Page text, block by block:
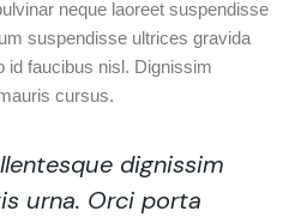
neque laoreet suspendisse
suspendisse ultrices gravida
id faucibus nisl. Dignissim
cursus.
dignissim
urna. Orci porta